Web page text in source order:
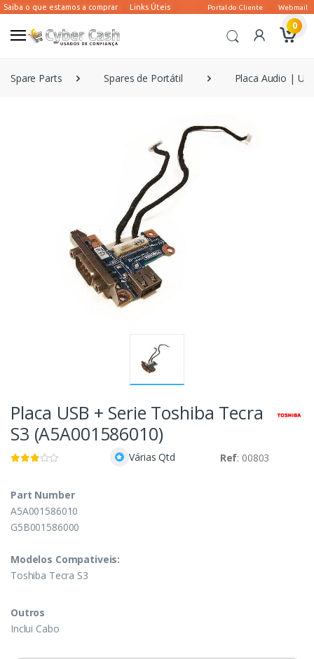
0
Spare Parts Spares de Portátil Placa Audio |
Placa USB + Serie Toshiba Tecra
S3 (A5A001586010)
Várias Qtd Ref: 00803
Part Number
A5A001586010
G5B001586000
Modelos Compativeis:
Toshiba Tecra S3
Outros
Inclui Cabo